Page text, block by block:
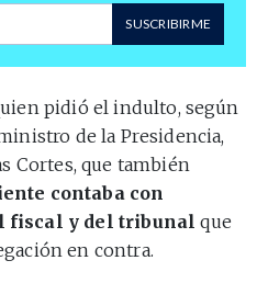
SUSCRIBIRME
pidió el indulto, según
de la Presidencia,
Cortes, que también
contaba con
fiscal y del tribunal que
en contra.